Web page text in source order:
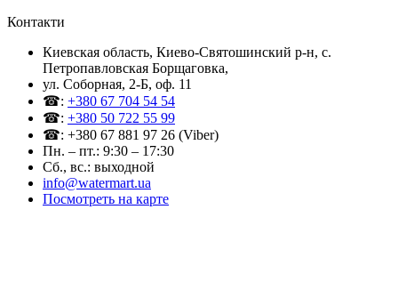
Контакти
Киевская область, Киево-Святошинский р-н, c.
Петропавловская Борщаговка,
ул. Соборная, 2-Б, оф. 11
☎: +380 67 704 54 54
☎: +380 50 722 55 99
☎: +380 67 881 97 26 (Viber)
Пн. – пт.: 9:30 – 17:30
Сб., вс.: выходной
info@watermart.ua
Посмотреть на карте